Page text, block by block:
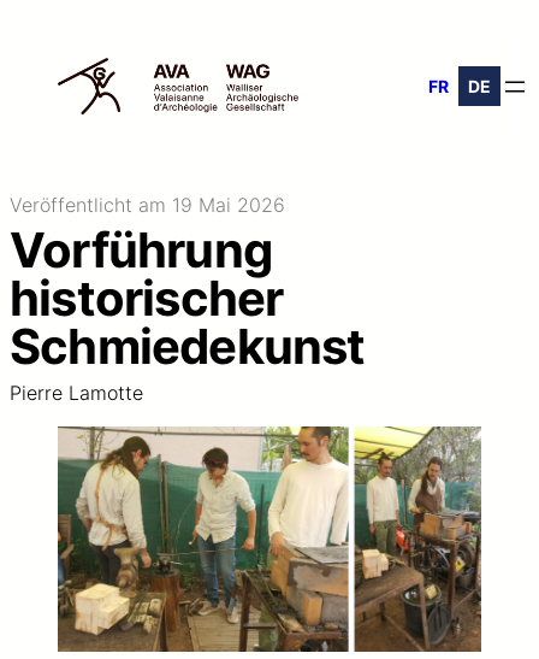
FR DE
Veröffentlicht am 19 Mai 2026
Vorführung
historischer
Schmiedekunst
Pierre Lamotte